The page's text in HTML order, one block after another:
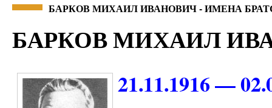
БАРКОВ МИХАИЛ ИВАНОВИЧ - ИМЕНА
БАРКОВ МИХАИЛ
21.11.1916 —